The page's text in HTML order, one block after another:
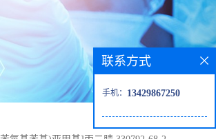
联系方式
手机： 13429867250